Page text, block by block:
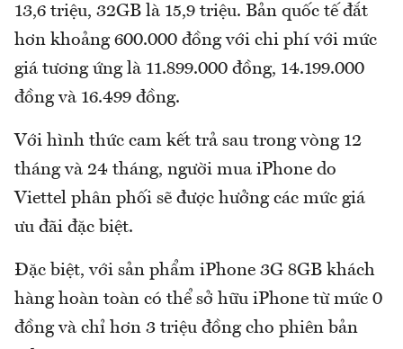
13,6 triệu, 32GB là 15,9 triệu. Bản quốc tế đắt
hơn khoảng 600.000 đồng với chi phí với mức
giá tương ứng là 11.899.000 đồng, 14.199.000
đồng và 16.499 đồng.
Với hình thức cam kết trả sau trong vòng 12
tháng và 24 tháng, người mua iPhone do
Viettel phân phối sẽ được hưởng các mức giá
ưu đãi đặc biệt.
Đặc biệt, với sản phẩm iPhone 3G 8GB khách
hàng hoàn toàn có thể sở hữu iPhone từ mức 0
đồng và chỉ hơn 3 triệu đồng cho phiên bản